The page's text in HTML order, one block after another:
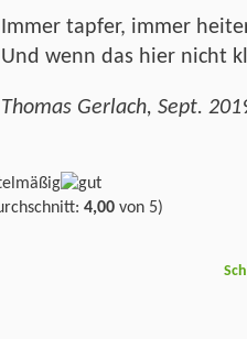
Immer tapfer, immer
Und wenn das hier nicht
Thomas Gerlach, Sept.
4,00 von 5)